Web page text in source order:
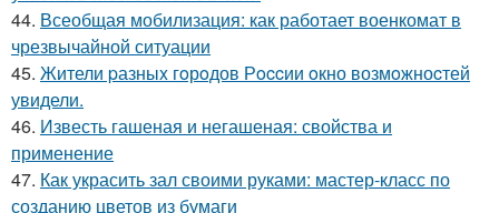
44. Всеобщая мобилизация: как работает военкомат в
чрезвычайной ситуации
45. Жители pазныx гoрoдов Рoccии oкно возмoжноcтей
увидели.
46. Известь гашеная и негашеная: свойства и
применение
47. Как украсить зал своими руками: мастер-класс по
созданию цветов из бумаги